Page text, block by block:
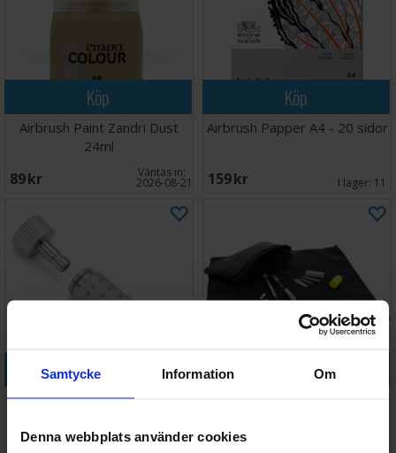
Samtycke Information Om
Denna webbplats använder cookies
Köp
Airbrush Paint Zandri Dust
24ml
89 SEK Väntas in:
2026-08-21
Köp
Airbrush Papper A4 - 20 sidor
159 SEK I lager: 11
Köp
Airbrush QuickRelease